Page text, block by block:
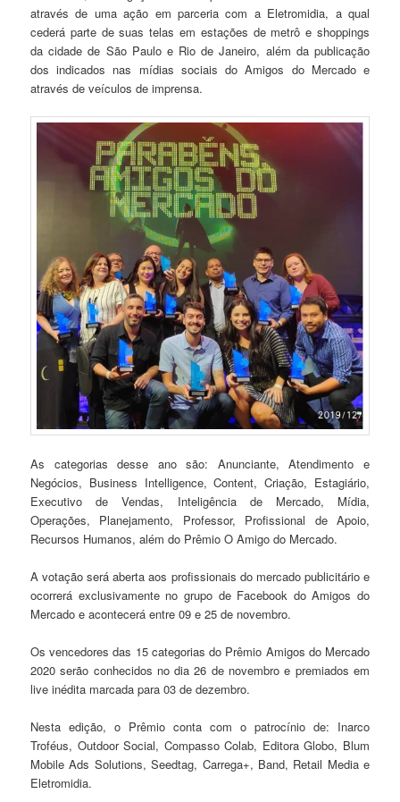
através de uma ação em parceria com a Eletromidia, a qual
cederá parte de suas telas em estações de metrô e shoppings
da cidade de São Paulo e Rio de Janeiro, além da publicação
dos indicados nas mídias sociais do Amigos do Mercado e
através de veículos de imprensa.
As categorias desse ano são: Anunciante, Atendimento e
Negócios, Business Intelligence, Content, Criação, Estagiário,
Executivo de Vendas, Inteligência de Mercado, Mídia,
Operações, Planejamento, Professor, Profissional de Apoio,
Recursos Humanos, além do Prêmio O Amigo do Mercado.
A votação será aberta aos profissionais do mercado publicitário e
ocorrerá exclusivamente no grupo de Facebook do Amigos do
Mercado e acontecerá entre 09 e 25 de novembro.
Os vencedores das 15 categorias do Prêmio Amigos do Mercado
2020 serão conhecidos no dia 26 de novembro e premiados em
live inédita marcada para 03 de dezembro.
Nesta edição, o Prêmio conta com o patrocínio de: Inarco
Troféus, Outdoor Social, Compasso Colab, Editora Globo, Blum
Mobile Ads Solutions, Seedtag, Carrega+, Band, Retail Media e
Eletromidia.